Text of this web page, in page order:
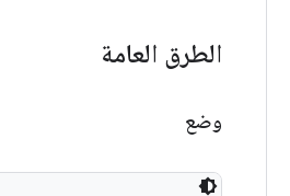
الطرق العامة
وضع